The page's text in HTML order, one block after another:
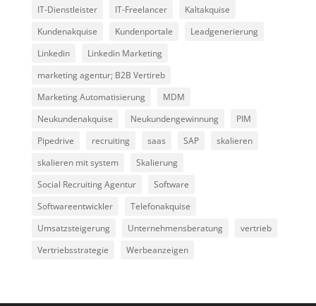
IT-Dienstleister
IT-Freelancer
Kaltakquise
Kundenakquise
Kundenportale
Leadgenerierung
Linkedin
Linkedin Marketing
marketing agentur; B2B Vertireb
Marketing Automatisierung
MDM
Neukundenakquise
Neukundengewinnung
PIM
Pipedrive
recruiting saas SAP
skalieren
skalieren mit system
Skalierung
Social Recruiting Agentur
Software
Softwareentwickler
Telefonakquise
Umsatzsteigerung
Unternehmensberatung
vertrieb
Vertriebsstrategie
Werbeanzeigen